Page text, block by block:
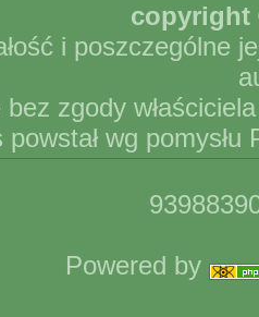
copyright
i poszczególne
zgody
powstał wg
Powered by